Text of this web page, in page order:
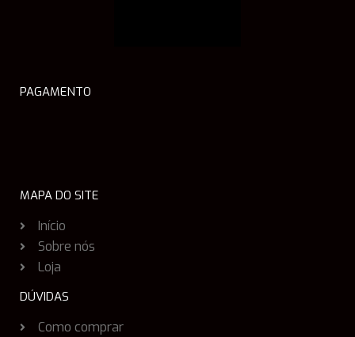
PAGAMENTO
MAPA DO SITE
Início
Sobre nós
Loja
DÚVIDAS
Como comprar